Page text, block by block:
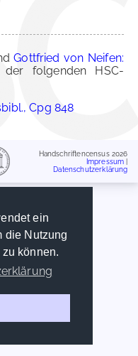
ein
die Nutzung
können.
Gottfried von Neifen:
folgenden HSC-
Cpg 848
Handschriftencensus 2026
Impressum
Datenschutzerklärung